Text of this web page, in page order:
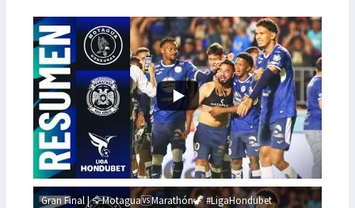
Gran Final | 🦅Motagua🆚Marathón🦖 #LigaHondubet